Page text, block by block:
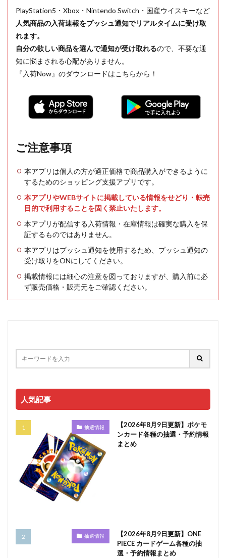
PlayStation5・Xbox・Nintendo Switch・国産ウイスキーなど
人気商品の入荷速報をプッシュ通知でリアルタイムに受け取
れます。
自分の欲しい商品を選んで通知が受け取れるので、不要な通
知に悩まされる心配がありません。
『入荷Now』のダウンロードはこちらから！
ご注意事項
本アプリは個人の方が適正価格で商品購入ができるように
するためのショッピング支援アプリです。
本アプリやWEBサイトに掲載している情報をせどり・転売
目的で利用することを固く禁止いたします。
本アプリが配信する入荷情報・在庫情報は確実な購入を保
証するものではありません。
本アプリはプッシュ通知を使用するため、プッシュ通知の
受け取りをONにしてください。
掲載情報には細心の注意を図っておりますが、購入前に必
ず販売価格・販売元をご確認ください。
人気記事
抽選情報
【2026年8月9日更新】ポケモ
ンカード各種の抽選・予約情報
まとめ
抽選情報
【2026年8月9日更新】ONE
PIECE カードゲーム各種の抽
選・予約情報まとめ